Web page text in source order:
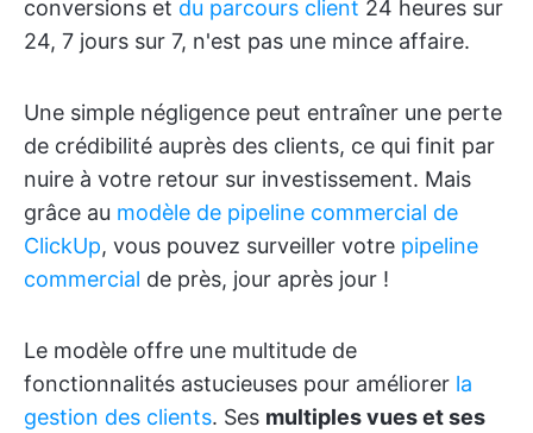
conversions et du parcours client 24 heures sur
24, 7 jours sur 7, n'est pas une mince affaire.
Une simple négligence peut entraîner une perte
de crédibilité auprès des clients, ce qui finit par
nuire à votre retour sur investissement. Mais
grâce au modèle de pipeline commercial de
ClickUp, vous pouvez surveiller votre pipeline
commercial de près, jour après jour !
Le modèle offre une multitude de
fonctionnalités astucieuses pour améliorer la
gestion des clients. Ses multiples vues et ses